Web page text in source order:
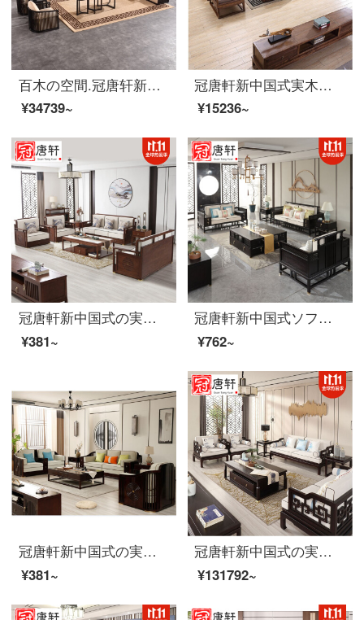
百木の空間.冠唐轩新中国式の実木ソファセット現代中国式の禅のイメージのあるモデルルームの家装室のリビングルームの布芸三人のシングルカードホルダー家具のオーダーメイド三人のソファ
¥34739~
冠唐軒新中国式実木禅意ソファセット簡単中国風別荘会所客間の家具セットオーダーメイドシングルソファ
¥15236~
冠唐軒新中国式の実木ソファ現代簡素禅意客間ソファセット中国風古式家具カスタム定金
¥381~
冠唐軒新中国式ソファ現代実木禅意客間高級軽奢別荘新中国式モデルルームホテル家具家装オーダーメイド定金
¥762~
冠唐軒新中国式の実木ソファ禅意別荘ホテルの大型客間家具現代簡単布芸ソファ家装セットをカスタマイズして予約金を注文します。
¥381~
冠唐軒新中国式の実木ソファセット現代ホテル客間シンプルな古典別荘烏金木禅意家具家装カスタム1123セット+茶何+角何（白蝋木）
¥131792~